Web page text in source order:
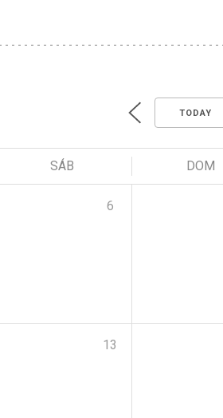
TODAY
SÁB DOM
6
13